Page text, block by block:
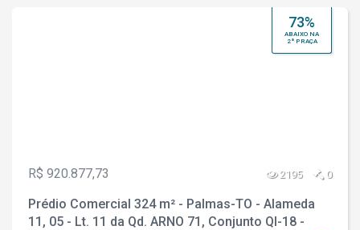
73%
ABAIXO NA
2ª PRAÇA
R$ 920.877,73 2195 0
Prédio Comercial 324 m² - Palmas-TO - Alameda
11, 05 - Lt. 11 da Qd. ARNO 71, Conjunto QI-18 -